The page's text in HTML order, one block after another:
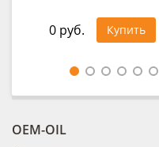
0 руб. Купить
OEM-OIL